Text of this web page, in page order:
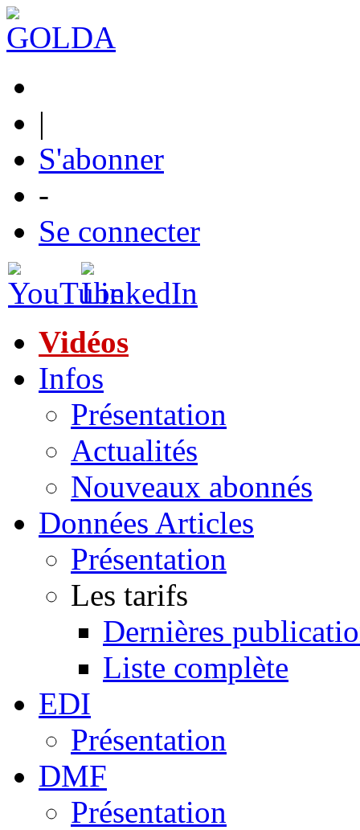
|
S'abonner
-
Se connecter
Vidéos
Infos
Présentation
Actualités
Nouveaux abonnés
Données Articles
Présentation
Les tarifs
Dernières
Liste complète
EDI
Présentation
DMF
Présentation